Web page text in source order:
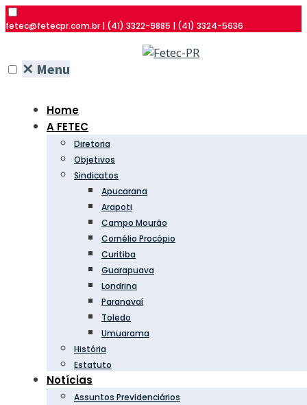
fetec@fetecpr.com.br | (41) 3322-9885 | (41) 3324-5636
✕ Menu
Home
A FETEC
Diretoria
Objetivos
Sindicatos
Apucarana
Arapoti
Campo Mourão
Cornélio Procópio
Curitiba
Guarapuava
Londrina
Paranavaí
Toledo
Umuarama
História
Estatuto
Notícias
Assuntos Previdenciários